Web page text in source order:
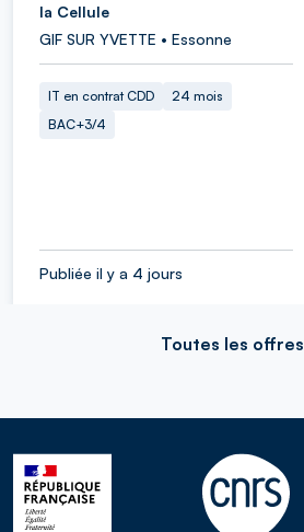
la Cellule
GIF SUR YVETTE • Essonne
IT en contrat CDD
24 mois
BAC+3/4
Publiée il y a 4 jours
Toutes les offres